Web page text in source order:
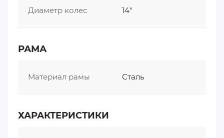
Диаметр колес 14"
РАМА
Материал рамы Сталь
ХАРАКТЕРИСТИКИ